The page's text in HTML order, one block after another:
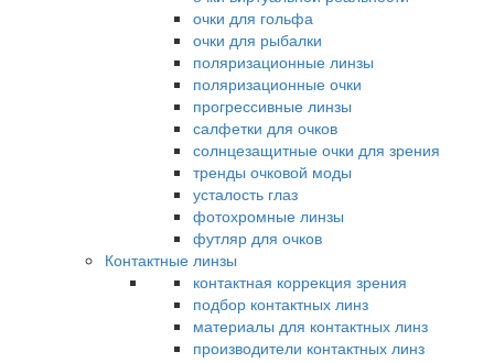
очки для гольфа
очки для рыбалки
поляризационные линзы
поляризационные очки
прогрессивные линзы
салфетки для очков
солнцезащитные очки для зрения
тренды очковой моды
усталость глаз
фотохромные линзы
футляр для очков
Контактные линзы
контактная коррекция зрения
подбор контактных линз
материалы для контактных линз
производители контактных линз